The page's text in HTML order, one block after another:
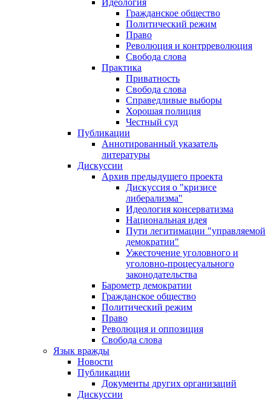
Идеология
Гражданское общество
Политический режим
Право
Революция и контрреволюция
Свобода слова
Практика
Приватность
Свобода слова
Справедливые выборы
Хорошая полиция
Честный суд
Публикации
Аннотированный указатель
литературы
Дискуссии
Архив предыдущего проекта
Дискуссия о "кризисе
либерализма"
Идеология консерватизма
Национальная идея
Пути легитимации "управляемой
демократии"
Ужесточение уголовного и
уголовно-процесуального
законодательства
Барометр демократии
Гражданское общество
Политический режим
Право
Революция и оппозиция
Свобода слова
Язык вражды
Новости
Публикации
Документы других организаций
Дискуссии